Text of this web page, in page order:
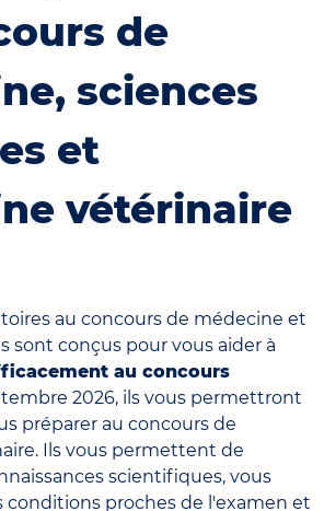
de
sciences
et
vétérinaire
au concours de médecine et
sont conçus pour vous aider à
au concours
2026, ils vous permettront
préparer au concours de
Ils vous permettent de
scientifiques, vous
conditions proches de l'examen et